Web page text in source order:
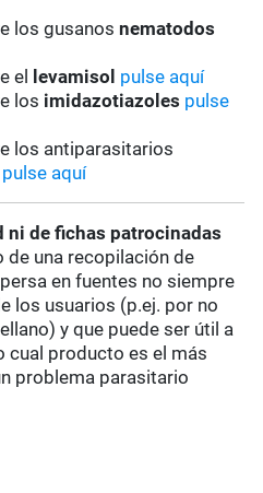
los gusanosnematodos
el
levamisol pulse aquí
los imidazotiazoles pulse
los antiparasitarios
pulse aquí
ni de fichas patrocinadas
de una recopilación de
en fuentes no siempre
los usuarios (p.ej. por no
y que puede ser útil a
cual producto es el más
problema parasitario